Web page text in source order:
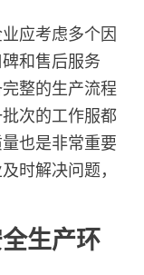
应考虑多个因
和售后服务
整的生产流程
次的工作服都
也是非常重要
时解决问题，
生产环